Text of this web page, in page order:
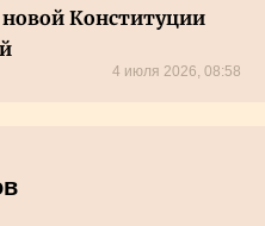
Конституции
4 июля 2026, 08:58